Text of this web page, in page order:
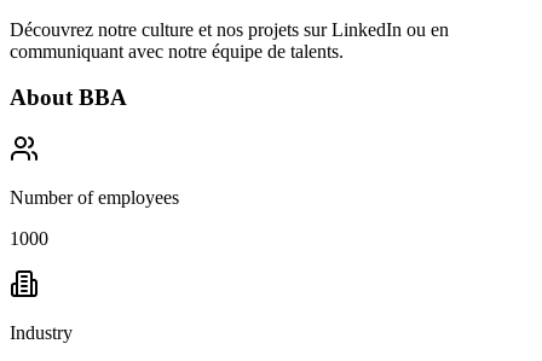
Découvrez notre culture et nos projets surLinkedIn ou en
communiquant avec notre équipe de talents.
About BBA
Number of employees
1000
Industry